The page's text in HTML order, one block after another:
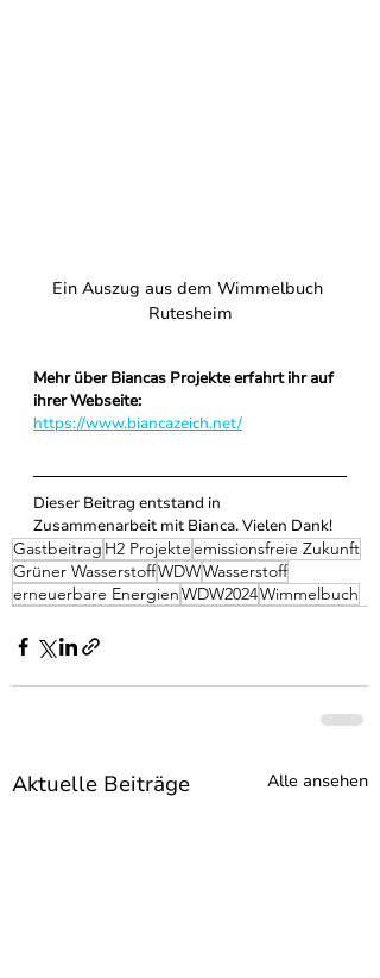
Ein Auszug aus dem Wimmelbuch
Rutesheim
Mehr über Biancas Projekte erfahrt ihr auf
ihrer Webseite:
https://www.biancazeich.net/
Dieser Beitrag entstand in
Zusammenarbeit mit Bianca. Vielen Dank!
Gastbeitrag H2 Projekteemissionsfreie Zukunft
Grüner WasserstoffWDWWasserstoff
erneuerbare EnergienWDW2024Wimmelbuch
Aktuelle Beiträge Alle ansehen